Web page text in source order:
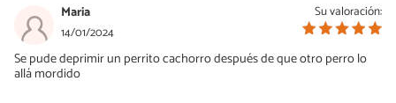
Su valoración:
Maria
14/01/2024
Se pude deprimir un perrito cachorro después de que otro perro lo
allá mordido